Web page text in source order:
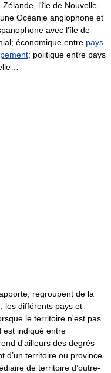
l'île de Nouvelle-
Océanie anglophone et
avec l'île de
économique entre pays
; politique entre pays
regroupent de la
les différents pays et
le territoire n'est pas
est indiqué entre
d'ailleurs des degrés
d’un territoire ou province
de territoire d’outre-